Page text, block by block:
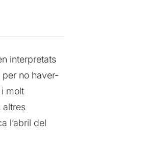
interpretats
per no haver-
molt
altres
l’abril del